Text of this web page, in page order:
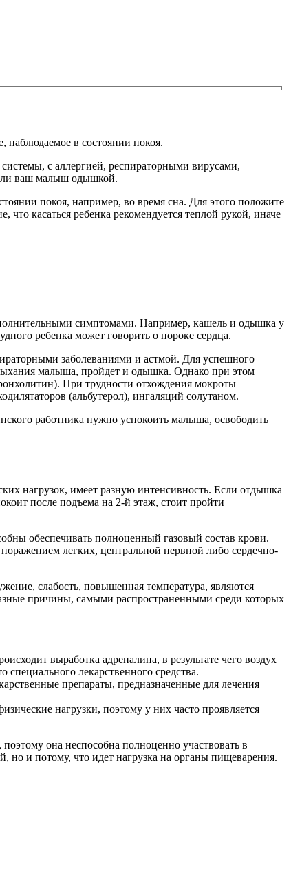
наблюдаемое в состоянии покоя.
с аллергией, респираторными вирусами,
ли ваш малыш одышкой.
покоя, например, во время сна. Для этого положите
касаться ребенка рекомендуется теплой рукой, иначе
симптомами. Например, кашель и одышка у
ребенка может говорить о пороке сердца.
заболеваниями и астмой. Для успешного
малыша, пройдет и одышка. Однако при этом
При трудности отхождения мокроты
(альбутерол), ингаляций солутаном.
работника нужно успокоить малыша, освободить
нагрузок, имеет разную интенсивность. Если отдышка
после подъема на 2-й этаж, стоит пройти
обеспечивать полноценный газовый состав крови.
легких, центральной нервной либо сердечно-
слабость, повышенная температура, являются
причины, самыми распространенными среди которых
выработка адреналина, в результате чего воздух
лекарственного средства.
препараты, предназначенные для лечения
нагрузки, поэтому у них часто проявляется
она неспособна полноценно участвовать в
но и потому, что идет нагрузка на органы пищеварения.